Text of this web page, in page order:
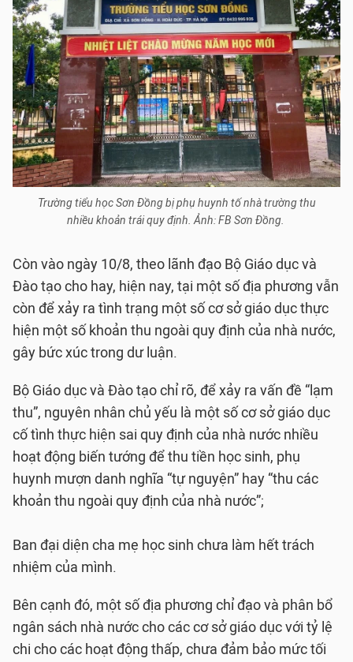
Trường tiểu học Sơn Đồng bị phụ huynh tố nhà trường thu
nhiều khoản trái quy định. Ảnh: FB Sơn Đồng.
Còn vào ngày 10/8, theo lãnh đạo Bộ Giáo dục và
Đào tạo cho hay, hiện nay, tại một số địa phương vẫn
còn để xảy ra tình trạng một số cơ sở giáo dục thực
hiện một số khoản thu ngoài quy định của nhà nước,
gây bức xúc trong dư luận.
Bộ Giáo dục và Đào tạo chỉ rõ, để xảy ra vấn đề “lạm
thu”, nguyên nhân chủ yếu là một số cơ sở giáo dục
cố tình thực hiện sai quy định của nhà nước nhiều
hoạt động biến tướng để thu tiền học sinh, phụ
huynh mượn danh nghĩa ­­­­“tự nguyện” hay “thu các
khoản thu ngoài quy định của nhà nước”;
Ban đại diện cha mẹ học sinh chưa làm hết trách
nhiệm của mình.
Bên cạnh đó, một số địa phương chỉ đạo và phân bổ
ngân sách nhà nước cho các cơ sở giáo dục với tỷ lệ
chi cho các hoạt động thấp, chưa đảm bảo mức tối